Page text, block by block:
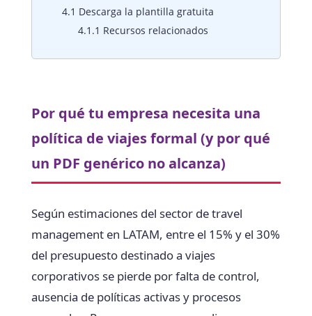
4.1 Descarga la plantilla gratuita
4.1.1 Recursos relacionados
Por qué tu empresa necesita una
política de viajes formal (y por qué
un PDF genérico no alcanza)
Según estimaciones del sector de travel
management en LATAM, entre el 15% y el 30%
del presupuesto destinado a viajes
corporativos se pierde por falta de control,
ausencia de políticas activas y procesos